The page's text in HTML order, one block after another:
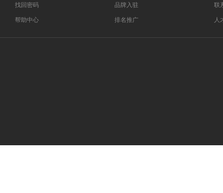
找回密码
帮助中心
品牌入驻
排名推广
联
人